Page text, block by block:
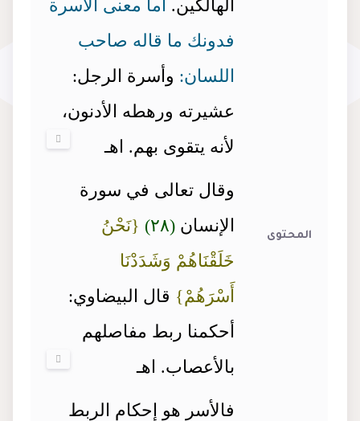
المحتوى
الهالكين. أما معنى الأسرة
فدونك ما قاله صاحب
اللسان: وأسرة الرجل:
عشيرته ورهطه الأدنون،
لأنه يتقوى بهم. اهـ
وقال تعالى في سورة
الإنسان (٢٨)
{نَحْنُ
خَلَقْنَاهُمْ وَشَدَدْنَا
أَسْرَهُمْ} قال البيضاوي:
أحكمنا ربط مفاصلهم
بالأعصاب. اهـ
فالأسر هو إحكام الربط